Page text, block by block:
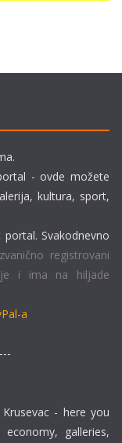
- ovde možete
kultura, sport,
Svakodnevno
registrovani
i ima na hiljade
a
- here you
galleries,